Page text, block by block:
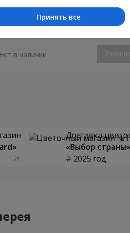
"Весне навстречу!"
Нет в наличии
Доставка
«Выбор страны»
2025 год
Принять все